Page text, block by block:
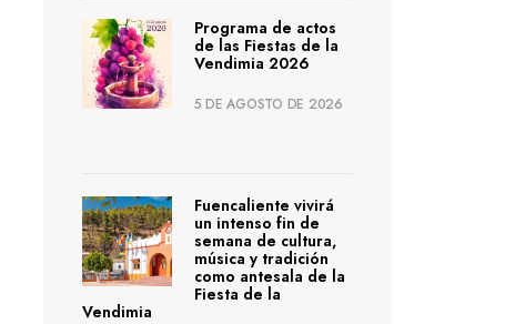
Programa de actos
de las Fiestas de la
Vendimia 2026
5 DE AGOSTO DE 2026
Fuencaliente vivirá
un intenso fin de
semana de cultura,
música y tradición
como antesala de la
Fiesta de la
Vendimia